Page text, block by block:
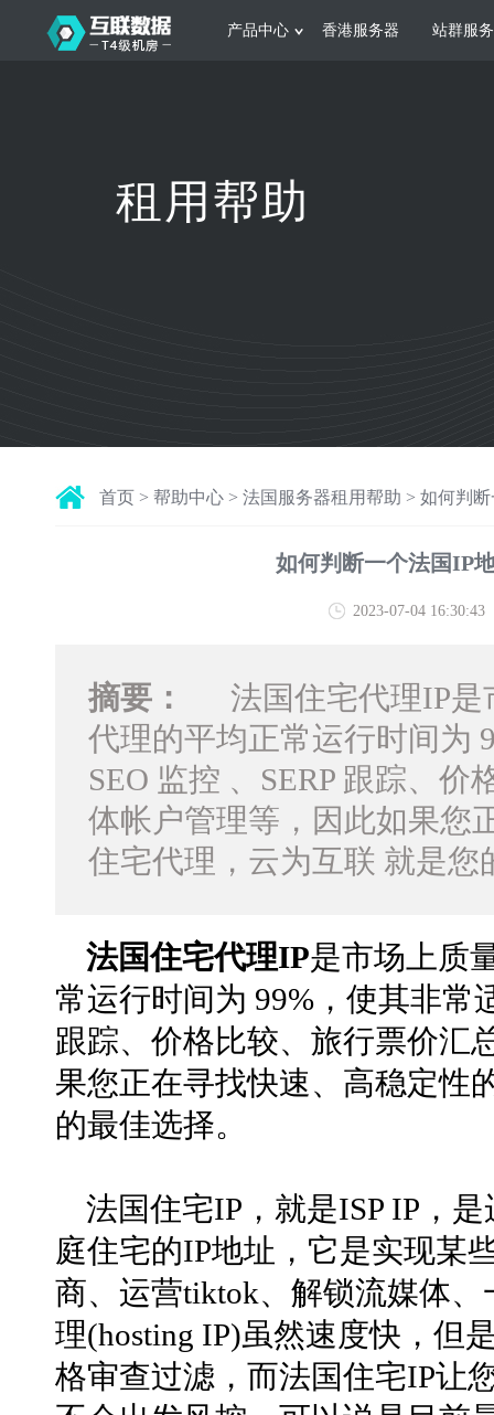
产品中心
日本服务器 新加坡服务器
香港服务器 站群服
根据不同规模的网站提供可定制化的架
构和 一站式协助租用帮助
首页 > 帮助中心 > 法国服务器租用帮助 > 如何判
如何判断一个法国IP
2023-07-04 16:30:43
摘要：
法国住宅代理IP是
代理的平均正常运行时间为
SEO 监控 、SERP 跟踪、
体帐户管理等，因此如果您
住宅代理，云为互联 就是您
法国住宅代理IP是市场上质
常运行时间为 99%，使其非常
跟踪、价格比较、旅行票价汇
果您正在寻找快速、高稳定性
的最佳选择。
法国住宅IP，就是ISP IP，
庭住宅的IP地址，它是实现某
商、运营tiktok、解锁流媒体
理(hosting IP)虽然速度快，但
格审查过滤，而法国住宅IP让